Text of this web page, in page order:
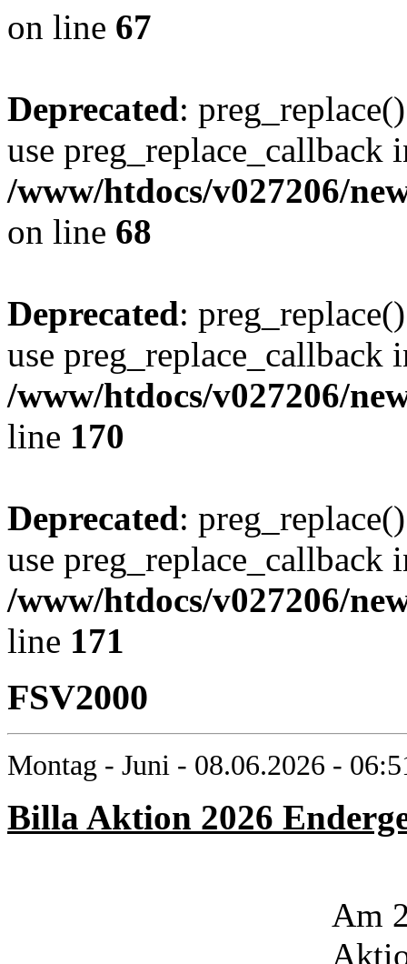
on line 67
Deprecated:
use preg_replace_callback
/www/htdocs/v027206/
on line 68
Deprecated:
use preg_replace_callback
/www/htdocs/v027206/
line 170
Deprecated:
use preg_replace_callback
/www/htdocs/v027206/
line 171
FSV2000
Montag - Juni - 08.06.2026 -
Billa Aktion 2026
Am